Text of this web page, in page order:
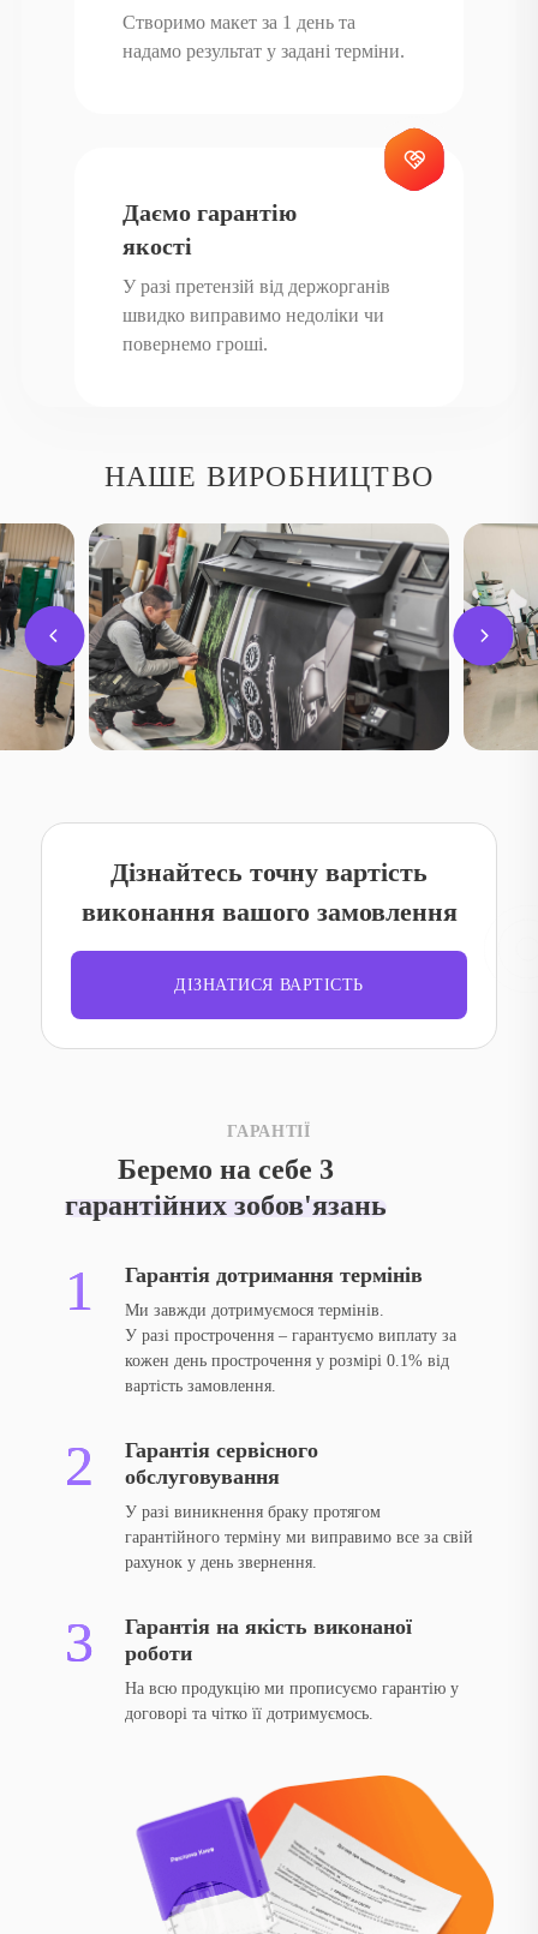
функціоналу та наповнення контентом. Перед запуском сайт
проходить тестування, після чого здійснюється передача готового
Такий поетапний процес розробки дозволяє уникнути помилок,
сучасним вимогам.
Чому варто замовити розробку сайту
партнера у сфері створення сайтів. Ми пропонуємо
співвідношення ціни та якості. У нас можна замовити сайт із
подальшою підтримкою та розвитком проекту. Наші рішення
орієнтовані на результат і допомагають бізнесу впевнено
розвиватися в інтернеті на ринку Києва та всієї України.
Створимо макет за 1 день та
надамо результат у задані терміни.
Даємо гарантію
якості
У разі претензій від держорганів
швидко виправимо недоліки чи
повернемо гроші.
НАШЕ ВИРОБНИЦТВО
Дізнайтесь точну вартість
виконання вашого замовлення
ДІЗНАТИСЯ ВАРТІСТЬ
ГАРАНТІЇ
Беремо на себе 3
гарантійних зобов'язань
Гарантія дотримання термінів
Ми завжди дотримуємося термінів.
У разі прострочення – гарантуємо виплату за
кожен день прострочення у розмірі 0.1% від
вартість замовлення.
Гарантія сервісного
обслуговування
У разі виникнення браку протягом
гарантійного терміну ми виправимо все за свій
рахунок у день звернення.
Гарантія на якість виконаної
роботи
На всю продукцію ми прописуємо гарантію у
договорі та чітко її дотримуємось.